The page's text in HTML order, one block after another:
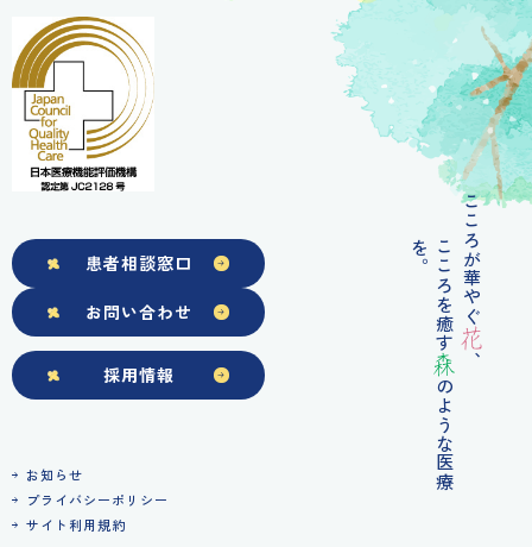
患者相談窓口
お問い合わせ こころが華やぐ
花
、
こころを癒す
森
の
よ
う
な
医
療
を
。
採用情報
お知らせ
プライバシーポリシー
サイト利用規約